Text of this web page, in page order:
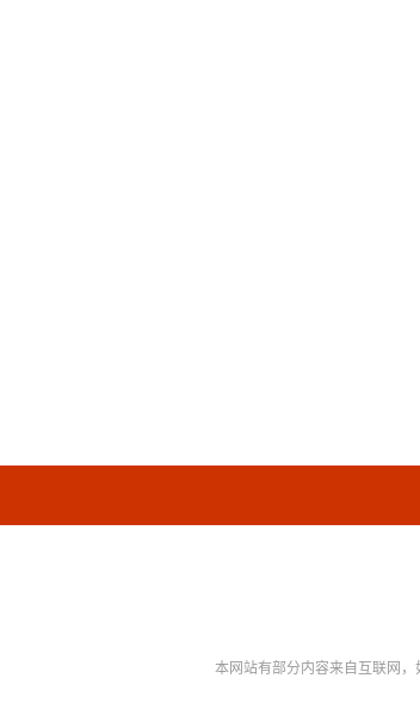
本网站有部分内容来自互联网